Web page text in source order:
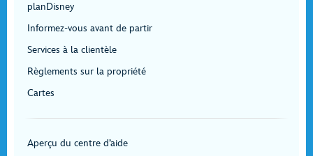
planDisney
Informez-vous avant de partir
Services à la clientèle
Règlements sur la propriété
Cartes
Aperçu du centre d’aide